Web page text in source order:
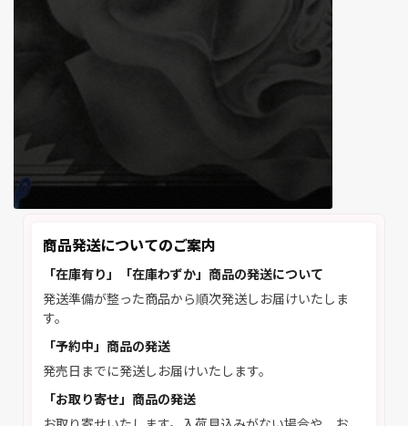
商品発送についてのご案内
「在庫有り」「在庫わずか」商品の発送について
発送準備が整った商品から順次発送しお届けいたしま
す。
「予約中」商品の発送
発売日までに発送しお届けいたします。
「お取り寄せ」商品の発送